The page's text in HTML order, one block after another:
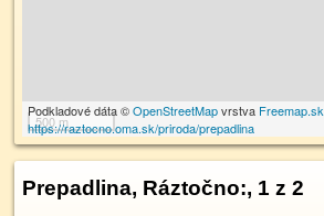
500 m
Podkladové dáta ©OpenStreetMapvrstva Freemap.sk
https://raztocno.oma.sk/priroda/prepadlina
Prepadlina, Ráztočno:, 1 z 2